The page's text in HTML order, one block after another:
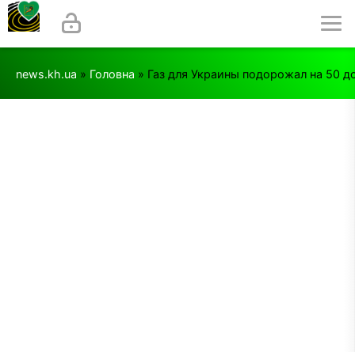
news.kh.ua » Головна » Газ для Украины подорожал на 50